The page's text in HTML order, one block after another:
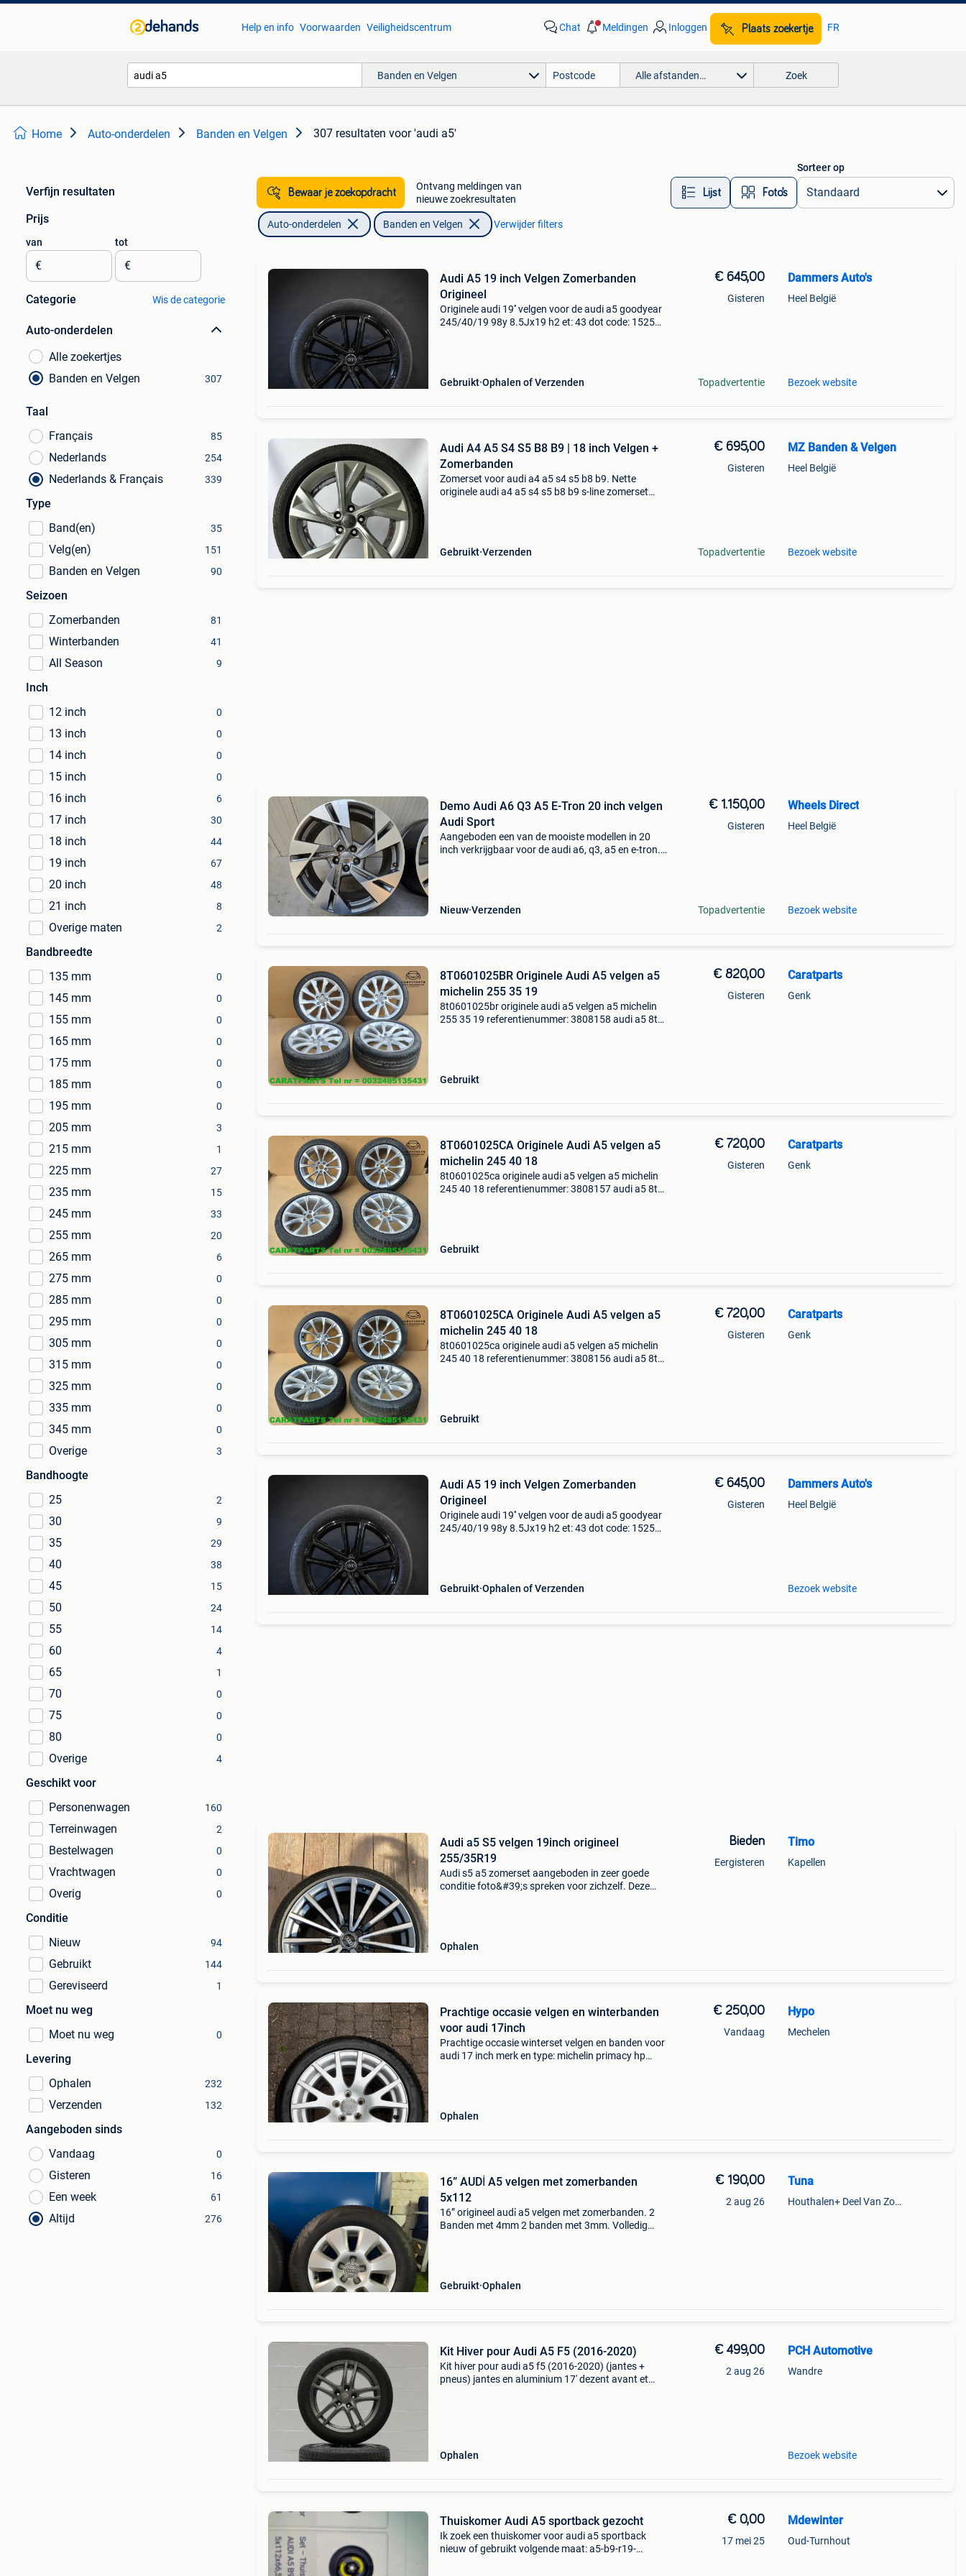
Help en info Voorwaarden Veiligheidscentrum Chat Meldingen Inloggen Plaats zoekertje FR
Banden en Velgen Alle afstanden… Zoek
Home Auto-onderdelen Banden en Velgen 307 resultaten voor 'audi a5'
Verfijn resultaten
Prijs
van
€
tot
€
Categorie Wis de categorie
Auto-onderdelen
Alle zoekertjes
Banden en Velgen
307
Taal
Français
85
Nederlands 254
Nederlands & Français 339
Type
Band(en)
35
Velg(en) 151
Banden en Velgen 90
Seizoen
Zomerbanden
81
Winterbanden 41
All Season 9
Inch
12 inch
0
13 inch 0
14 inch 0
15 inch 0
16 inch 6
17 inch 30
18 inch 44
19 inch 67
20 inch 48
21 inch 8
Overige maten 2
Bandbreedte
135 mm
0
145 mm 0
155 mm 0
165 mm 0
175 mm 0
185 mm 0
195 mm 0
205 mm 3
215 mm 1
225 mm 27
235 mm 15
245 mm 33
255 mm 20
265 mm 6
275 mm 0
285 mm 0
295 mm 0
305 mm 0
315 mm 0
325 mm 0
335 mm 0
345 mm 0
Overige 3
Bandhoogte
25
2
30 9
35 29
40 38
45 15
50 24
55 14
60 4
65 1
70 0
75 0
80 0
Overige 4
Geschikt voor
Personenwagen
160
Terreinwagen 2
Bestelwagen 0
Vrachtwagen 0
Overig 0
Conditie
Nieuw
94
Gebruikt 144
Gereviseerd 1
Moet nu weg
Moet nu weg
0
Levering
Ophalen
232
Verzenden 132
Aangeboden sinds
Vandaag
0
Gisteren 16
Een week 61
Altijd 276
Bewaar je zoekopdracht
Ontvang meldingen van
nieuwe zoekresultaten
Lijst Foto’s
Sorteer op
Auto-onderdelen Banden en Velgen Verwijder filters
Audi A5 19 inch Velgen Zomerbanden
Origineel
Originele audi 19'' velgen voor de audi a5 goodyear
245/40/19 98y 8.5Jx19 h2 et: 43 dot code: 1525
Gebruikt Ophalen of Verzenden
€ 645,00
Gisteren
Topadvertentie
Dammers Auto's
Heel België
Bezoek website
Audi A4 A5 S4 S5 B8 B9 | 18 inch Velgen +
Zomerbanden
Zomerset voor audi a4 a5 s4 s5 b8 b9. Nette
originele audi a4 a5 s4 s5 b8 b9 s-line zomerset
Gebruikt Verzenden
€ 695,00
Gisteren
Topadvertentie
MZ Banden & Velgen
Heel België
Bezoek website
Demo Audi A6 Q3 A5 E-Tron 20 inch velgen
Audi Sport
Aangeboden een van de mooiste modellen in 20
inch verkrijgbaar voor de audi a6, q3, a5 en e-tron.
Nieuw Verzenden
€ 1.150,00
Gisteren
Topadvertentie
Wheels Direct
Heel België
Bezoek website
8T0601025BR Originele Audi A5 velgen a5
michelin 255 35 19
8t0601025br originele audi a5 velgen a5 michelin
255 35 19 referentienummer: 3808158 audi a5 8t
Gebruikt
€ 820,00
Gisteren
Caratparts
Genk
8T0601025CA Originele Audi A5 velgen a5
michelin 245 40 18
8t0601025ca originele audi a5 velgen a5 michelin
245 40 18 referentienummer: 3808157 audi a5 8t
Gebruikt
€ 720,00
Gisteren
Caratparts
Genk
8T0601025CA Originele Audi A5 velgen a5
michelin 245 40 18
8t0601025ca originele audi a5 velgen a5 michelin
245 40 18 referentienummer: 3808156 audi a5 8t
Gebruikt
€ 720,00
Gisteren
Caratparts
Genk
Audi A5 19 inch Velgen Zomerbanden
Origineel
Originele audi 19'' velgen voor de audi a5 goodyear
245/40/19 98y 8.5Jx19 h2 et: 43 dot code: 1525
Gebruikt Ophalen of Verzenden
€ 645,00
Gisteren
Dammers Auto's
Heel België
Bezoek website
Audi a5 S5 velgen 19inch origineel
255/35R19
Audi s5 a5 zomerset aangeboden in zeer goede
conditie foto&#39;s spreken voor zichzelf. Deze
Ophalen
Bieden
Eergisteren
Timo
Kapellen
Prachtige occasie velgen en winterbanden
voor audi 17inch
Prachtige occasie winterset velgen en banden voor
audi 17 inch merk en type: michelin primacy hp
Ophalen
€ 250,00
Vandaag
Hypo
Mechelen
16” AUDİ A5 velgen met zomerbanden
5x112
16” origineel audi̇ a5 velgen met zomerbanden. 2
Banden met 4mm 2 banden met 3mm. Volledig
Gebruikt Ophalen
€ 190,00
2 aug 26
Tuna
Houthalen+ Deel Van Zonhoven En Zolder
Kit Hiver pour Audi A5 F5 (2016-2020)
Kit hiver pour audi a5 f5 (2016-2020) (jantes +
pneus) jantes en aluminium 17' dezent avant et
Ophalen
€ 499,00
2 aug 26
PCH Automotive
Wandre
Bezoek website
Thuiskomer Audi A5 sportback gezocht
Ik zoek een thuiskomer voor audi a5 sportback
nieuw of gebruikt volgende maat: a5-b9-r19-
€ 0,00
17 mei 25
Mdewinter
Oud-Turnhout